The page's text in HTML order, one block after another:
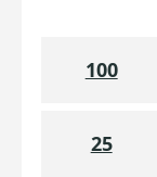
100
25